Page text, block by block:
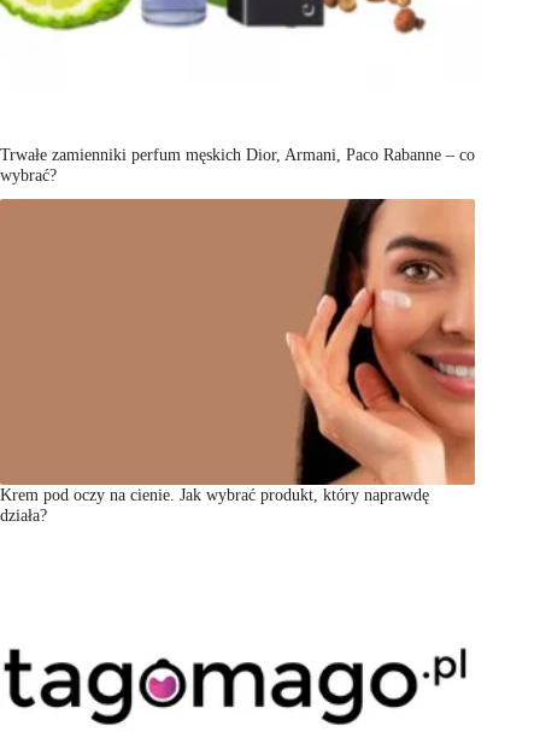
Trwałe zamienniki perfum męskich Dior, Armani, Paco Rabanne – co
wybrać?
Krem pod oczy na cienie. Jak wybrać produkt, który naprawdę
działa?